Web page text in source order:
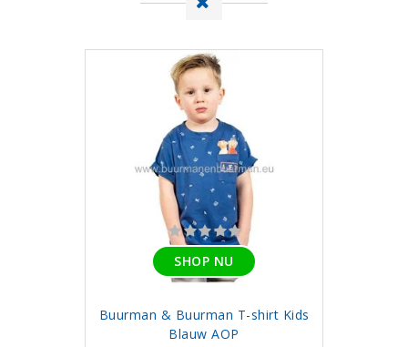
SHOP NU
Buurman & Buurman T-shirt Kids
Blauw AOP